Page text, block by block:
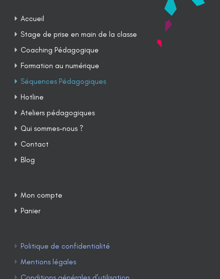
Accueil
Stage de prise en main de la classe
Coaching Pédagogique
Formation au numérique
Séquences Pédagogiques
Hotline
Ateliers pédagogiques
Qui sommes-nous ?
Contact
Blog
Mon compte
Panier
Politique de confidentialité
Mentions légales